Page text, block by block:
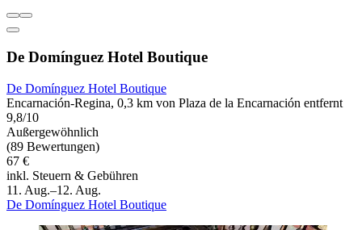
De Domínguez Hotel Boutique
De Domínguez Hotel Boutique
Encarnación-Regina, 0,3 km von Plaza de la Encarnación entfernt
9,8/10
Außergewöhnlich
(89 Bewertungen)
67 €
inkl. Steuern & Gebühren
11. Aug.–12. Aug.
De Domínguez Hotel Boutique